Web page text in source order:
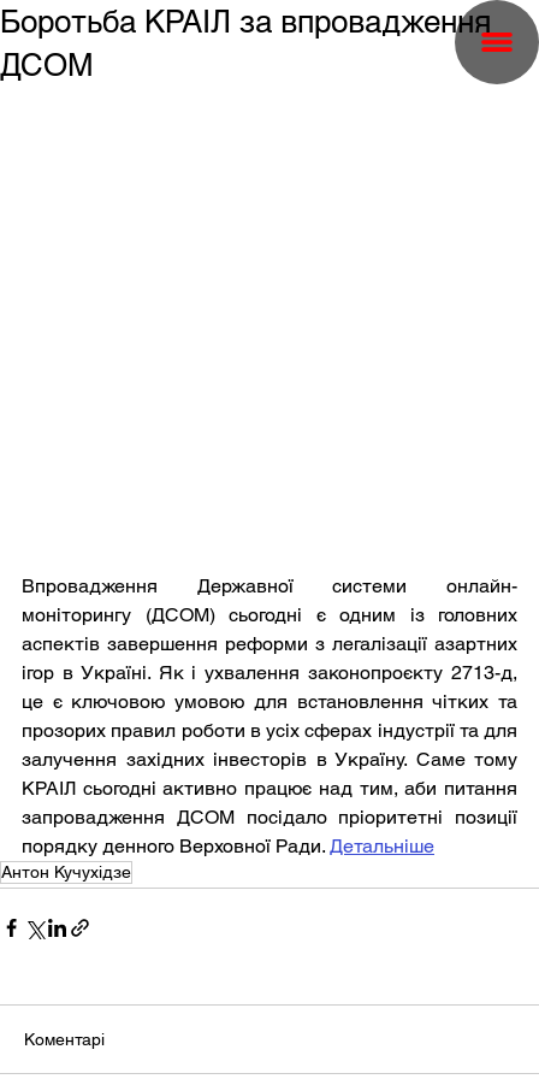
Боротьба КРАІЛ за впровадження
ДСОМ
Впровадження Державної системи онлайн-
моніторингу (ДСОМ) сьогодні є одним із головних
аспектів завершення реформи з легалізації азартних
ігор в Україні. Як і ухвалення законопроєкту 2713-д,
це є ключовою умовою для встановлення чітких та
прозорих правил роботи в усіх сферах індустрії та для
залучення західних інвесторів в Україну. Саме тому
КРАІЛ сьогодні активно працює над тим, аби питання
запровадження ДСОМ посідало пріоритетні позиції
порядку денного Верховної Ради. Детальніше
Антон Кучухідзе
Коментарі